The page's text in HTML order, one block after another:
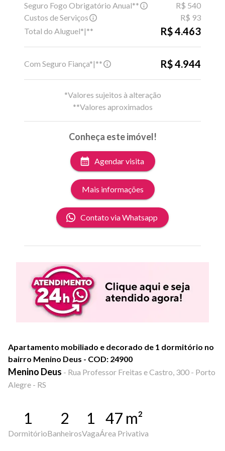
Seguro Fogo Obrigatório Anual**
R$ 540
Custos de Serviços
R$ 93
Total do Aluguel*|**
R$ 4.463
Com Seguro Fiança*|** R$ 4.944
*Valores sujeitos à alteração
**Valores aproximados
Conheça este imóvel!
Agendar visita
Mais informações
Contato via Whatsapp
Apartamento mobiliado e decorado de 1 dormitório no
bairro Menino Deus - COD: 24900
Menino Deus - Rua Professor Freitas e Castro, 300 - Porto
Alegre - RS
1
Dormitório
2
Banheiros
1
Vaga
47 m²
Área Privativa